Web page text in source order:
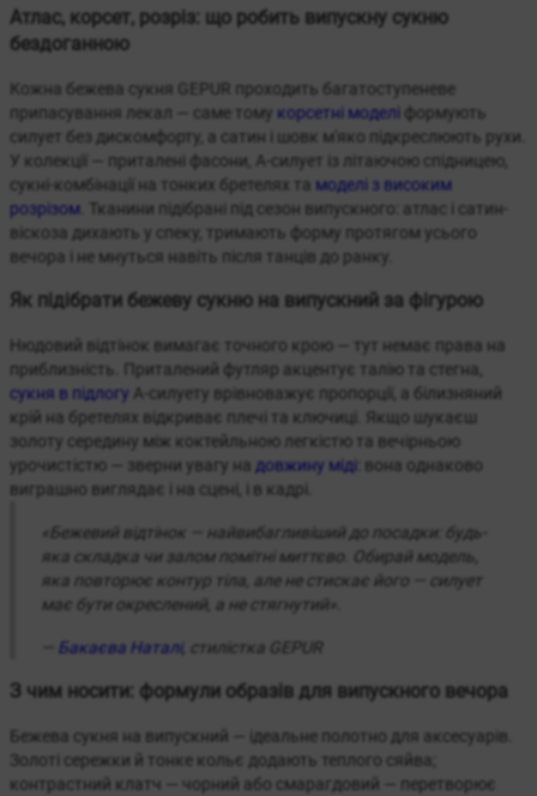
Атлас, корсет, розріз: що робить випускну сукню
бездоганною
Кожна бежева сукня GEPUR проходить багатоступеневе
припасування лекал — саме тому корсетні моделі формують
силует без дискомфорту, а сатин і шовк м'яко підкреслюють рухи.
У колекції — приталені фасони, А-силует із літаючою спідницею,
сукні-комбінації на тонких бретелях та моделі з високим
розрізом . Тканини підібрані під сезон випускного: атлас і сатин-
віскоза дихають у спеку, тримають форму протягом усього
вечора і не мнуться навіть після танців до ранку.
Як підібрати бежеву сукню на випускний за фігурою
Нюдовий відтінок вимагає точного крою — тут немає права на
приблизність. Приталений футляр акцентує талію та стегна,
сукня в підлогу А-силуету врівноважує пропорції, а білизняний
крій на бретелях відкриває плечі та ключиці. Якщо шукаєш
золоту середину між коктейльною легкістю та вечірньою
урочистістю — зверни увагу на довжину міді : вона однаково
виграшно виглядає і на сцені, і в кадрі.
«Бежевий відтінок — найвибагливіший до посадки: будь-
яка складка чи залом помітні миттєво. Обирай модель,
яка повторює контур тіла, але не стискає його — силует
має бути окреслений, а не стягнутий».
Бакаєва Наталі , стилістка GEPUR
З чим носити: формули образів для випускного вечора
Бежева сукня на випускний — ідеальне полотно для аксесуарів.
Золоті сережки й тонке кольє додають теплого сяйва;
контрастний клатч — чорний або смарагдовий — перетворює